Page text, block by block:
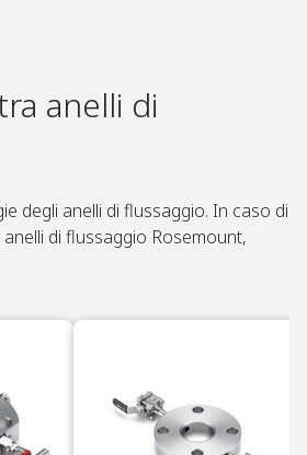
anelli di
degli anelli di flussaggio. In caso di
di flussaggio Rosemount,